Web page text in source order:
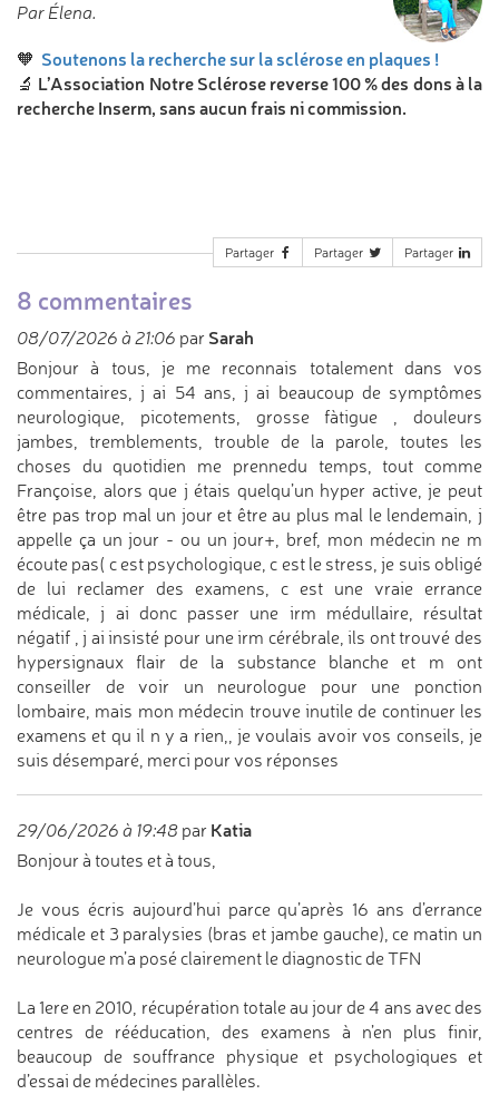
Par Élena.
🧡 Soutenons la recherche sur la sclérose en plaques !
🔬 L’Association Notre Sclérose reverse 100 % des dons à la
recherche Inserm, sans aucun frais ni commission.
Partager Partager Partager
8 commentaires
08/07/2026 à 21:06 par Sarah
Bonjour à tous, je me reconnais totalement dans vos
commentaires, j ai 54 ans, j ai beaucoup de symptômes
neurologique, picotements, grosse fàtigue , douleurs
jambes, tremblements, trouble de la parole, toutes les
choses du quotidien me prennedu temps, tout comme
Françoise, alors que j étais quelqu’un hyper active, je peut
être pas trop mal un jour et être au plus mal le lendemain, j
appelle ça un jour - ou un jour+, bref, mon médecin ne m
écoute pas( c est psychologique, c est le stress, je suis obligé
de lui reclamer des examens, c est une vraie errance
médicale, j ai donc passer une irm médullaire, résultat
négatif , j ai insisté pour une irm cérébrale, ils ont trouvé des
hypersignaux flair de la substance blanche et m ont
conseiller de voir un neurologue pour une ponction
lombaire, mais mon médecin trouve inutile de continuer les
examens et qu il n y a rien,, je voulais avoir vos conseils, je
suis désemparé, merci pour vos réponses
29/06/2026 à 19:48 par Katia
Bonjour à toutes et à tous,
Je vous écris aujourd’hui parce qu’après 16 ans d’errance
médicale et 3 paralysies (bras et jambe gauche), ce matin un
neurologue m’a posé clairement le diagnostic de TFN
La 1ere en 2010, récupération totale au jour de 4 ans avec des
centres de rééducation, des examens à n’en plus finir,
beaucoup de souffrance physique et psychologiques et
d’essai de médecines parallèles.